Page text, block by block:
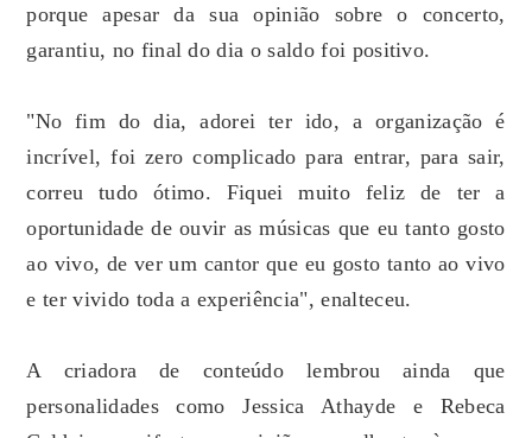
porque apesar da sua opinião sobre o concerto,
garantiu, no final do dia o saldo foi positivo.
"No fim do dia, adorei ter ido, a organização é
incrível, foi zero complicado para entrar, para sair,
correu tudo ótimo. Fiquei muito feliz de ter a
oportunidade de ouvir as músicas que eu tanto gosto
ao vivo, de ver um cantor que eu gosto tanto ao vivo
e ter vivido toda a experiência", enalteceu.
A criadora de conteúdo lembrou ainda que
personalidades como Jessica Athayde e Rebeca